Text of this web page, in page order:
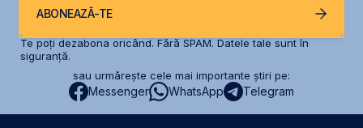
ABONEAZĂ-TE
Te poți dezabona oricând. Fără SPAM. Datele tale sunt în
siguranță.
sau urmărește cele mai importante știri pe:
Messenger WhatsApp Telegram